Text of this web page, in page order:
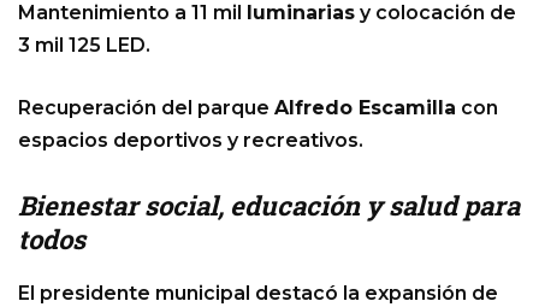
Mantenimiento a 11 mil luminarias y colocación de
3 mil 125 LED.
Recuperación del parque Alfredo Escamilla con
espacios deportivos y recreativos.
Bienestar social, educación y salud para
todos
El presidente municipal destacó la expansión de